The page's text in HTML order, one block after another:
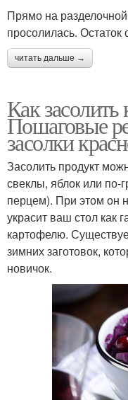
Прямо на
просолилась.
читать дальше →
Как
Пошаговые
засолки
Засолить продукт
свеклы, яблок или по-
перцем). При этом он
украсит ваш стол как
картофелю.
зимних заготовок,
новичок.